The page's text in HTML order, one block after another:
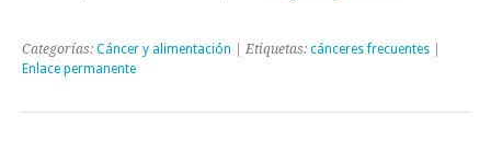
Categorías: Cáncer y alimentación | Etiquetas: cánceres frecuentes
Enlace permanente